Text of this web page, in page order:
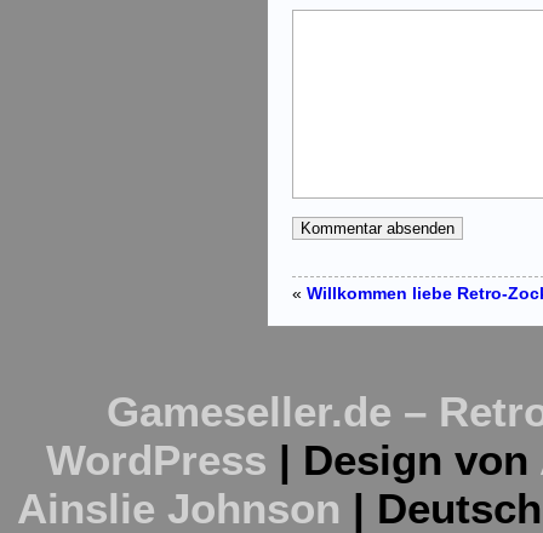
« Willkommen liebe Retro-
Gameseller.de –
WordPress | Design von
Ainslie Johnson |